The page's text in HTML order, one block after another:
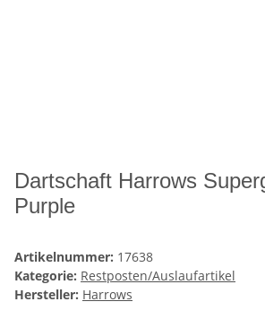
Dartschaft Harrows
Purple
Artikelnummer: 17638
Kategorie: Restposten/Auslaufartikel
Hersteller: Harrows